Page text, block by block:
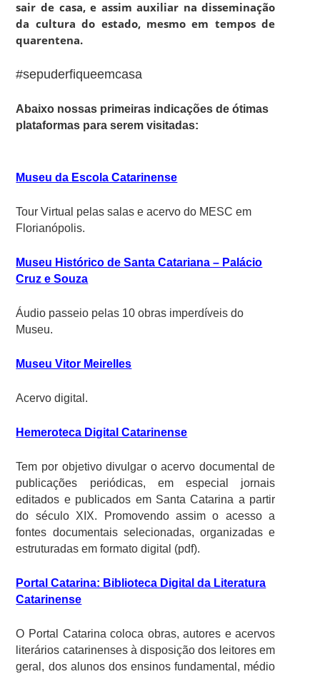
sair de casa, e assim auxiliar na disseminação
da cultura do estado, mesmo em tempos de
quarentena.
#sepuderfiqueemcasa
Abaixo nossas primeiras indicações de ótimas
plataformas para serem visitadas:
Museu da Escola Catarinense
Tour Virtual pelas salas e acervo do MESC em
Florianópolis.
Museu Histórico de Santa Catariana – Palácio
Cruz e Souza
Áudio passeio pelas 10 obras imperdíveis do
Museu.
Museu Vitor Meirelles
Acervo digital.
Hemeroteca Digital Catarinense
Tem por objetivo divulgar o acervo documental de
publicações periódicas, em especial jornais
editados e publicados em Santa Catarina a partir
do século XIX. Promovendo assim o acesso a
fontes documentais selecionadas, organizadas e
estruturadas em formato digital (pdf).
Portal Catarina: Biblioteca Digital da Literatura
Catarinense
O Portal Catarina coloca obras, autores e acervos
literários catarinenses à disposição dos leitores em
geral, dos alunos dos ensinos fundamental, médio